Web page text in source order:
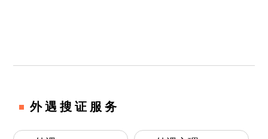
外遇搜证服务